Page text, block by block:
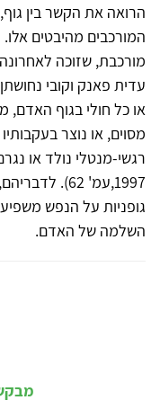
הרואה את הקשר בין
המורכבים מהיבטים
מורכבת, שזוכה לאחרונה
עדית פאנק וקובי
או כל חולי בגוף
מסוים, או נוצר
רגשי-מנטלי נולד או
1997,עמ' 62).
גופניות על הנפש
השלמה של האדם.